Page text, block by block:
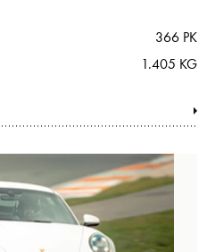
366 PK
1.405 KG